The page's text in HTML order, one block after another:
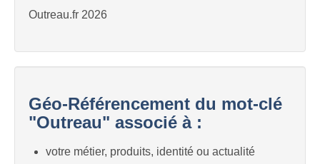
Outreau.fr 2026
Géo-Référencement du mot-clé
"Outreau" associé à :
votre métier, produits, identité ou actualité